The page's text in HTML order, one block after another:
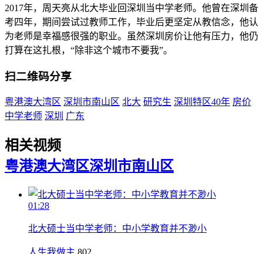
2017年，周天亮从北大毕业回深圳当中学老师。他曾在深圳备
考四年，期间尝试过教师工作，毕业后更坚定从教信念，他认
为老师是幸福感很强的职业。虽然深圳房价让他有压力，他仍
打算在这扎根，“除非这个城市不要我”。
扫二维码分享
粤港澳大湾区 深圳市南山区 北大 研究生 深圳特区40年 房价
中学老师 深圳 广东
相关视频
粤港澳大湾区深圳市南山区
01:28
北大硕士当中学老师：中小学教育并不渺小